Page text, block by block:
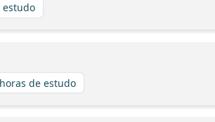
estudo
de estudo